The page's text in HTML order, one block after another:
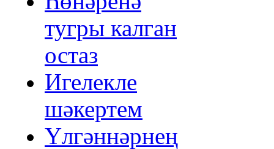
тугры калган
остаз
Игелекле
шәкертем
Үлгәннәрнең